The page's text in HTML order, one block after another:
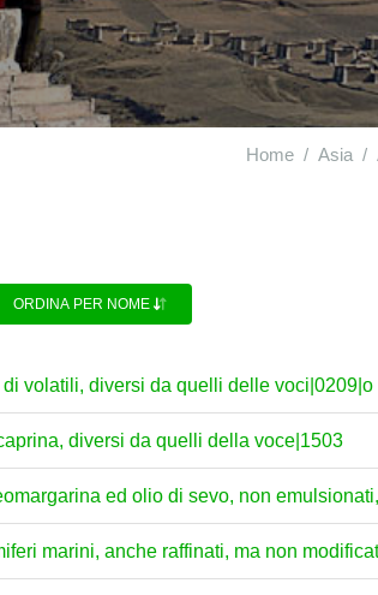
Home Asia
ORDINA PER NOME
volatili, diversi da quelli delle voci|0209|o
diversi da quelli della voce|1503
ed olio di sevo, non
marini, anche raffinati, ma non